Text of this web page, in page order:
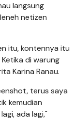
langsung
netizen
itu, kontennya itu
di warung
Karina Ranau.
terus saya
kemudian
ada lagi,"